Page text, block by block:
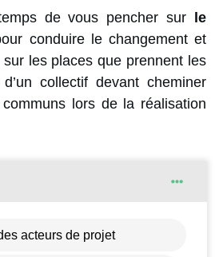
de vous pencher sur
le
conduire le changement et
les places que prennent les
collectif devant cheminer
lors de la réalisation
acteurs de projet